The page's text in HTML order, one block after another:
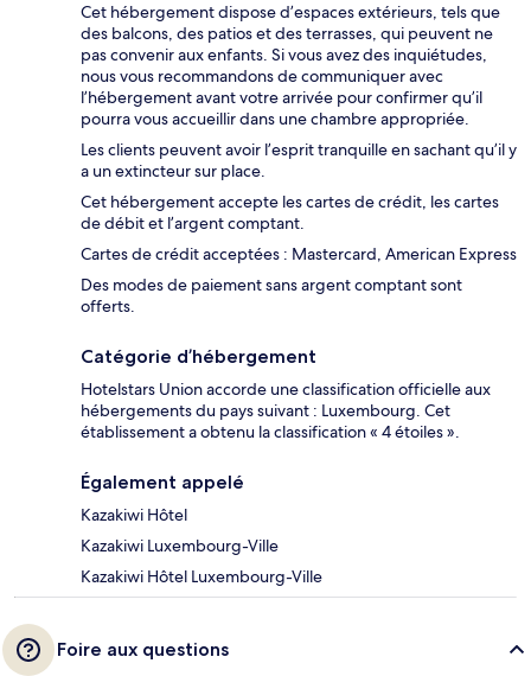
Cet hébergement dispose d’espaces extérieurs, tels que
des balcons, des patios et des terrasses, qui peuvent ne
pas convenir aux enfants. Si vous avez des inquiétudes,
nous vous recommandons de communiquer avec
l’hébergement avant votre arrivée pour confirmer qu’il
pourra vous accueillir dans une chambre appropriée.
Les clients peuvent avoir l’esprit tranquille en sachant qu’il y
a un extincteur sur place.
Cet hébergement accepte les cartes de crédit, les cartes
de débit et l’argent comptant.
Cartes de crédit acceptées : Mastercard, American Express
Des modes de paiement sans argent comptant sont
offerts.
Catégorie d’hébergement
Hotelstars Union accorde une classification officielle aux
hébergements du pays suivant : Luxembourg. Cet
établissement a obtenu la classification « 4 étoiles ».
Également appelé
Kazakiwi Hôtel
Kazakiwi Luxembourg-Ville
Kazakiwi Hôtel Luxembourg-Ville
Foire aux questions